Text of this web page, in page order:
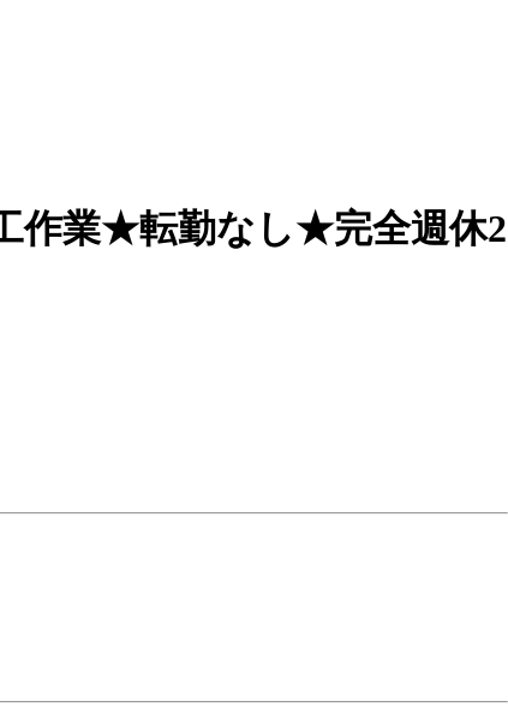
作業★転勤なし★完全週休2